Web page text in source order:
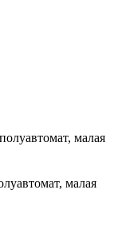
малая
малая